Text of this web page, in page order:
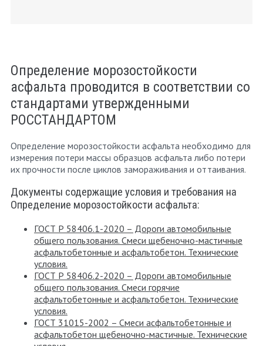
Определение морозостойкости
асфальта проводится в соответствии со
стандартами утвержденными
РОССТАНДАРТОМ
Определение морозостойкости асфальта необходимо для
измерения потери массы образцов асфальта либо потери
их прочности после циклов замораживания и оттаивания.
Документы содержащие условия и требования на
Определение морозостойкости асфальта:
ГОСТ Р 58406.1-2020 – Дороги автомобильные
общего пользования. Смеси щебеночно-мастичные
асфальтобетонные и асфальтобетон. Технические
условия.
ГОСТ Р 58406.2-2020 – Дороги автомобильные
общего пользования. Смеси горячие
асфальтобетонные и асфальтобетон. Технические
условия.
ГОСТ 31015-2002 – Смеси асфальтобетонные и
асфальтобетон щебеночно-мастичные. Технические